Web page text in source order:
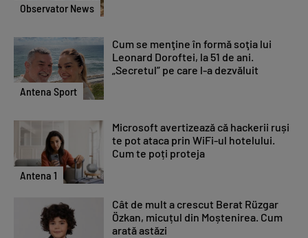
Observator News
Antena Sport
Cum se menţine în formă soţia lui
Leonard Doroftei, la 51 de ani.
„Secretul” pe care l-a dezvăluit
Antena 1
Microsoft avertizează că hackerii ruși
te pot ataca prin WiFi-ul hotelului.
Cum te poți proteja
Cât de mult a crescut Berat Rüzgar
Özkan, micuțul din Moștenirea. Cum
arată astăzi